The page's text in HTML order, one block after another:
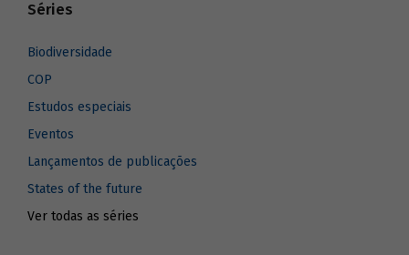
Séries
Biodiversidade
COP
Estudos especiais
Eventos
Lançamentos de publicações
States of the future
Ver todas as séries